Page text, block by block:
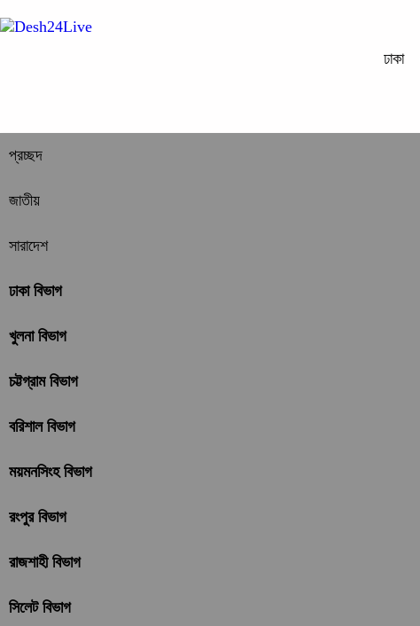
ঢাকা
প্রচ্ছদ
জাতীয়
সারাদেশ
ঢাকা বিভাগ
খুলনা বিভাগ
চট্টগ্রাম বিভাগ
বরিশাল বিভাগ
ময়মনসিংহ বিভাগ
রংপুর বিভাগ
রাজশাহী বিভাগ
সিলেট বিভাগ